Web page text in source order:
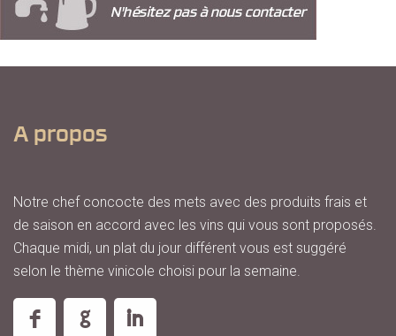
A propos
Notre chef concocte des mets avec des produits frais et
de saison en accord avec les vins qui vous sont proposés.
Chaque midi, un plat du jour différent vous est suggéré
selon le thème vinicole choisi pour la semaine.